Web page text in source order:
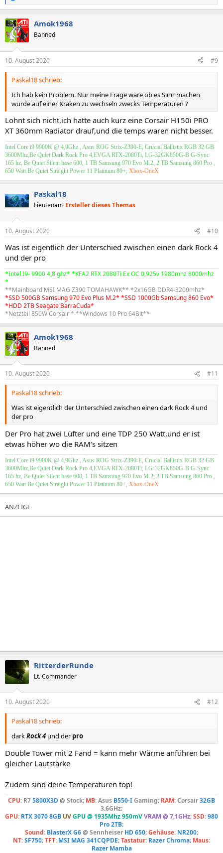
e
k
t
i
e
n
Amok1968
Banned
10. August 2020 #9
Paskal18 schrieb:
Ich hab kein Problem. Nur meine Frage wäre ob es Sinn machen
würde auf einer Kraken zu wechseln zwecks Temperaturen ?
Lohnt sich nicht,ich hatte auch kurz eine Corsair H150i PRO
XT 360mm Radiator drauf,und die temps waren nicht besser.
Intel Core i9 9900K @ 4,9Ghz , Asus ROG Strix-Z390-E, Crucial Ballistix RGB 32 GB
3600Mhz,Be Quiet Dark Rock Pro 4,EVGA RTX-2080Ti, LG-32GK850G-B G-Sync
165 hz, Be Quiet Silent base 600, 1 TB Samsung 970 Evo M.2, 2 TB Samsung 860 Pro ,
650 Watt Be Quiet Straight Power 11 Platinum 80+, Xbox-OneX
Paskal18
Lieutenant Ersteller dieses Themas
10. August 2020 #10
Was ist eigentlich der Unterschied zwischen einen dark Rock 4
und der pro
*Intel I9- 9900 4,8 ghz* *KFA2 RTX 2080Ti Ex OC 0,925v 1980mhz 8000mhz
*
**Mainboard MSI MAG Z390 TOMAHAWK** *2x16GB DDR4-3200mhz*
*SSD 500GB Samsung 970 Evo Plus M.2* *SSD 1000Gb Samsung 860 Evo*
*HDD 2TB Seagate BarraCuda*
*Netzteil 850W Corsair * **Windows 10 Pro 64Bit**
Amok1968
Banned
10. August 2020 #11
Paskal18 schrieb:
Was ist eigentlich der Unterschied zwischen einen dark Rock 4 und
der pro
Der Pro hat zwei Lüfter und eine TDP 250 Watt,und er ist
etwas höher wo die RAM‘s sitzen
Intel Core i9 9900K @ 4,9Ghz , Asus ROG Strix-Z390-E, Crucial Ballistix RGB 32 GB
3600Mhz,Be Quiet Dark Rock Pro 4,EVGA RTX-2080Ti, LG-32GK850G-B G-Sync
165 hz, Be Quiet Silent base 600, 1 TB Samsung 970 Evo M.2, 2 TB Samsung 860 Pro ,
650 Watt Be Quiet Straight Power 11 Platinum 80+, Xbox-OneX
RitterderRunde
Lt. Commander
10. August 2020 #12
Paskal18 schrieb:
darkRock 4 und der pro
Double Tower mit 2 Fand = kann mehr Wärme anführen bei
gleicher Lautstärke
Zudem sind deine Temperaturen top!
CPU: R75800X3D@ Stock; MB: Asus B550-IGaming; RAM:Corsair32GB
3.6GHz;
GPU: RTX 3070 8GB UVGPU @ 1935Mhz 950mVVRAM @ 7,1GHz;SSD:980
Pro 2TB;
Sound: BlasterX G6@ Sennheiser HD 650;Gehäuse: NR200;
NT:SF750;TFT: MSI MAG 341CQPDE;Tastatur: Razer Chroma; Maus:
Razer Mamba